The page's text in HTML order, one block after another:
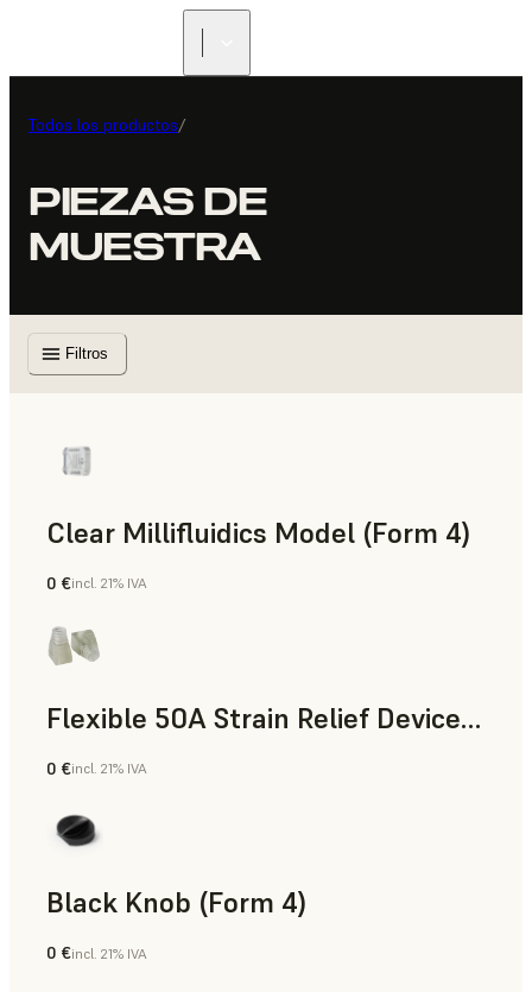
Todos los productos/
PIEZAS DE
MUESTRA
Filtros
Clear Millifluidics Model (Form 4)
Estándar
0 €incl. 21% IVA
Flexible 50A Strain Relief Device (Form 4)
Ingeniería
0 €incl. 21% IVA
Black Knob (Form 4)
Estándar
0 €incl. 21% IVA